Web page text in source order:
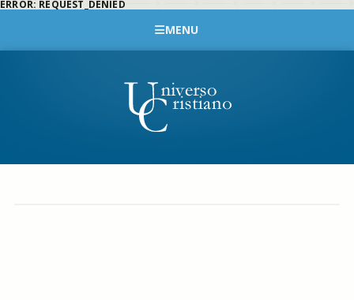
ERROR: REQUEST_DENIED
MENU